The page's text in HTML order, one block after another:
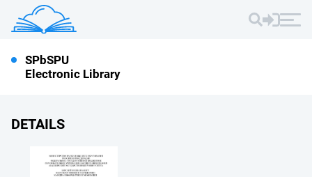
SPbSPU
Electronic Library
DETAILS